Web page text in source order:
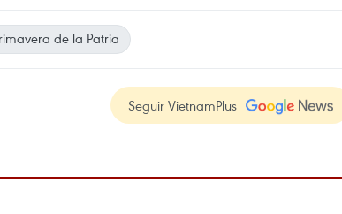
de la Patria
Seguir VietnamPlus